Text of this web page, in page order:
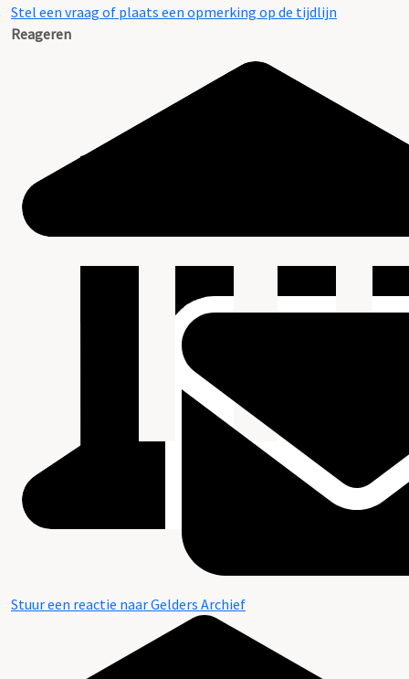
Stel een vraag of plaats een opmerking op de tijdlijn
Reageren
Stuur een reactie naar Gelders Archief